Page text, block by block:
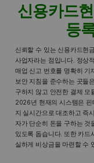
신용카드
등
신뢰할 수 있는 신용카드현
사업자라는 점입니다. 정상
매업 신고 번호를 명확히 기
보안 지침을 준수하는 곳들
구하지 않고 안전한 결제 모
2026년 현재의 시스템은
지 실시간으로 대조하고 즉
자가 단순히 돈을 구하는 것
있도록 돕습니다. 또한 카드
실하게 비상금을 마련할 수